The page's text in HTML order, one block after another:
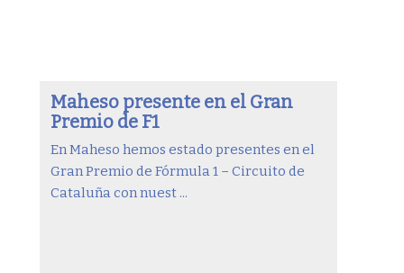
Maheso presente en el Gran
Premio de F1
En Maheso hemos estado presentes en el
Gran Premio de Fórmula 1 – Circuito de
Cataluña con nuest ...